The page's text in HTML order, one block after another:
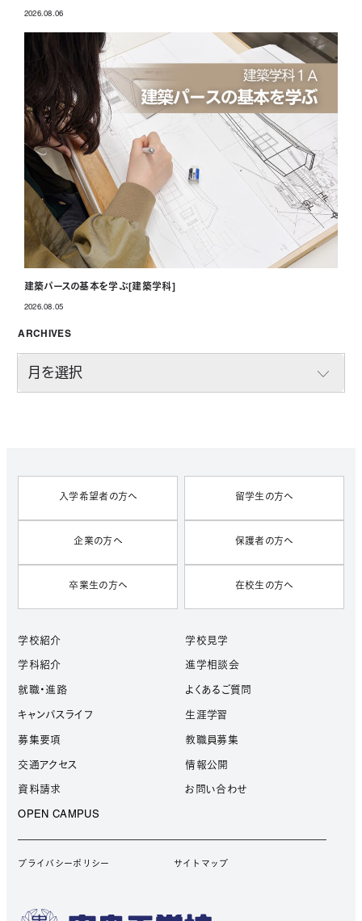
2026.08.06
建築パースの基本を学ぶ[建築学科]
2026.08.05
ARCHIVES
入学希望者の方へ 留学生の方へ
企業の方へ 保護者の方へ
卒業生の方へ 在校生の方へ
学校紹介
学科紹介
就職・進路
キャンパスライフ
募集要項
交通アクセス
資料請求
OPEN CAMPUS
学校見学
進学相談会
よくあるご質問
生涯学習
教職員募集
情報公開
お問い合わせ
プライバシーポリシー サイトマップ